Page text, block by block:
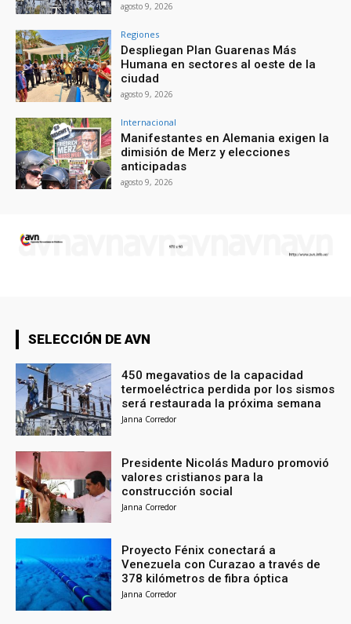
agosto 9, 2026
Regiones
Despliegan Plan Guarenas Más
Humana en sectores al oeste de la
ciudad
agosto 9, 2026
Internacional
Manifestantes en Alemania exigen la
dimisión de Merz y elecciones
anticipadas
agosto 9, 2026
SELECCIÓN DE AVN
450 megavatios de la capacidad
termoeléctrica perdida por los sismos
será restaurada la próxima semana
Janna Corredor
Presidente Nicolás Maduro promovió
valores cristianos para la
construcción social
Janna Corredor
Proyecto Fénix conectará a
Venezuela con Curazao a través de
378 kilómetros de fibra óptica
Janna Corredor